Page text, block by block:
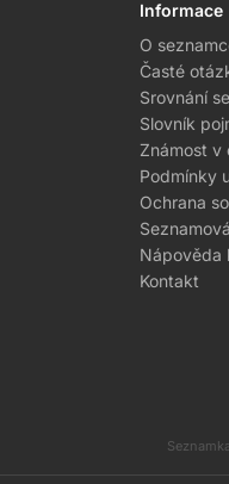
Informace
O
Časté
Srovnání
Slovník
Známost v
Podmínky
Ochrana
Nápověda
Kontakt